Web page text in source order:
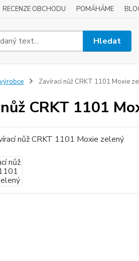
RECENZE OBCHODU POMÁHÁME
Hledat
Zavírací nůž CRKT 1101 Moxie
CRKT 1101